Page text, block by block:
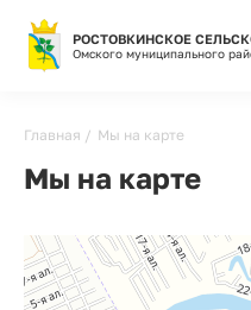
РОСТОВКИНСКОЕ
Омского муниципального
Строка
навигации
Главная Мы на карте
Мы на карте